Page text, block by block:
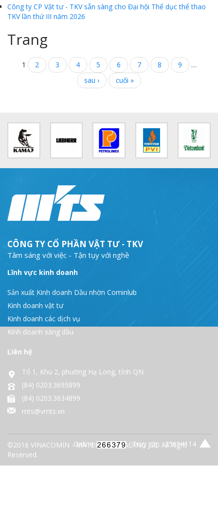
Công ty CP Vật tư - TKV sẵn sàng cho Đại hội Thể dục thể thao
TKV lần thứ III năm 2026
Trang
1 2 3 4 5 6 7 8 9
…
sau ›
cuối »
CÔNG TY CỔ PHẦN VẬT TƯ - TKV
Tâm sáng với việc - Tận tụy với nghề
Lĩnh vực kinh doanh
Sản xuất Kinh doanh Dầu nhờn Cominlub
Kinh doanh vật tư
Kinh doanh các dịch vụ
Kinh doanh xăng dầu
Liên hệ
Tổ 1, Khu 2, phường Hạ Long, tỉnh QN
(84) 0203.3695899
(84) 0203.3634899
mts@vmts.vn
©2016 VINACOMIN - MATERIALS TRADING JSC. All Right
Reserved.
Online: - Truy cập : 25654114